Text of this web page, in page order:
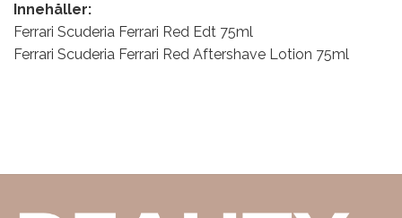
Innehåller:
Ferrari Scuderia Ferrari Red Edt 75ml
Ferrari Scuderia Ferrari Red Aftershave Lotion 75ml